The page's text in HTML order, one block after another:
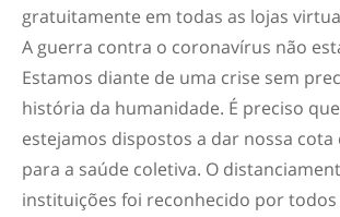
gratuitamente em todas as lojas
A guerra contra o coronavírus não
Estamos diante de uma crise sem
história da humanidade. É preciso
estejamos dispostos a dar nossa cota
para a saúde coletiva. O
instituições foi reconhecido por